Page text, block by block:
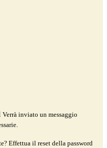
Verrà inviato un messaggio
Effettua il reset della password